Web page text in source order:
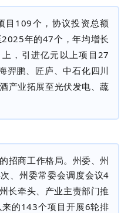
目 109个，协议投资总额
2025年的47个，年均增长
，引进亿元以上项目 27
羿鹏、匠庐、中石化四川
产业拓展至光伏发电、蔬
招商工作格局。州委、州
次、州委常委会调度会议4
长牵头、产业主责部门推
的143个项目开展6轮排